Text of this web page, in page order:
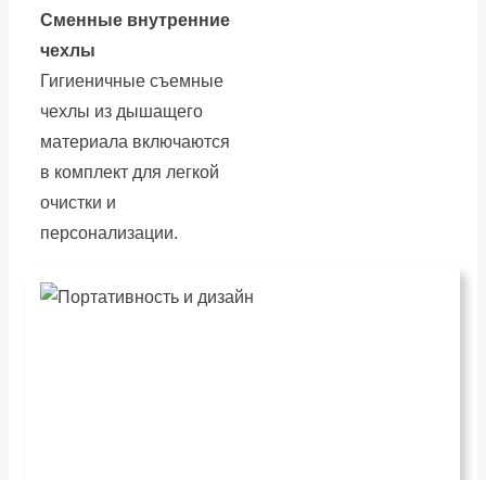
Сменные внутренние
чехлы
Гигиеничные съемные
чехлы из дышащего
материала включаются
в комплект для легкой
очистки и
персонализации.